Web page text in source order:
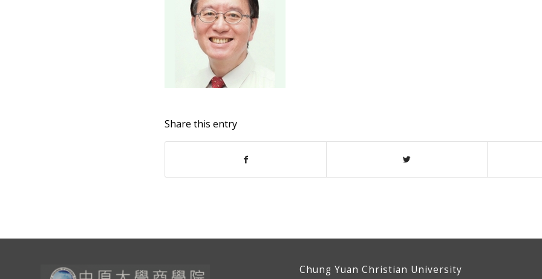
Share this entry
Chung Yuan Christian University